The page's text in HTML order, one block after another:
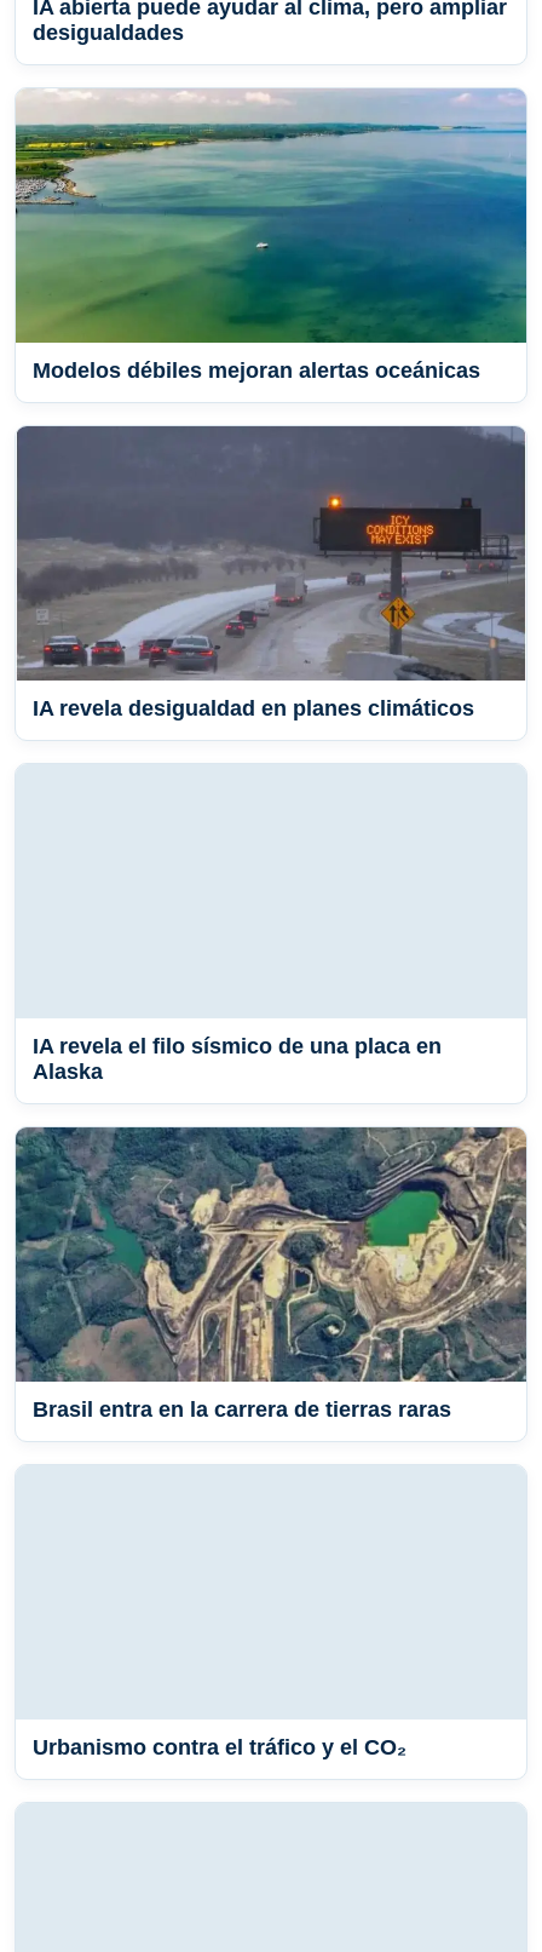
IA abierta puede ayudar al clima, pero ampliar
desigualdades
Modelos débiles mejoran alertas oceánicas
IA revela desigualdad en planes climáticos
IA revela el filo sísmico de una placa en
Alaska
Brasil entra en la carrera de tierras raras
Urbanismo contra el tráfico y el CO₂